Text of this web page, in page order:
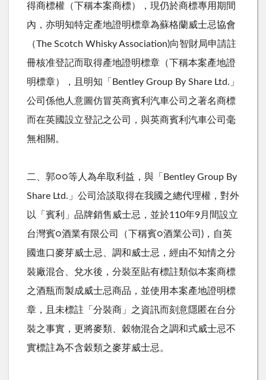
得商標權（下稱本案商標），現仍於商標專用期間
內，亦明知特定產地證明標章為蘇格蘭威士忌協會
（The Scotch Whisky Association)向智財局申請註
冊核准登記而取得產地證明標章（下稱本案產地證
明標章），且明知「 Bentley Group By Share Ltd. 」
公司係他人意圖仿冒英商賓利汽車公司之著名商標
而在英國設立登記之公司，與英商賓利汽車公司毫
無相關。
二、郭○○等人為牟取利益，與「 Bentley Group By
Share Ltd. 」公司洽談取得在我國之總代理權，對外
以「賓利」品牌銷售威士忌，並於110年9月間設立
台灣賓○酒業有限公司（下稱賓○酒業公司 ) ，自英
國進口麥芽威士忌、調和威士忌，經由不知情之分
裝廠混合、兌水後，分裝至貼有標註類似本案商標
之酒瓶而製成威士忌商品，並使用本案產地證明標
章，且未標註「分裝商」之資訊而刻意隱匿在台分
裝之事實，更將麥類、穀物混合之調和式威士忌不
實標註為不含穀類之麥芽威士忌。